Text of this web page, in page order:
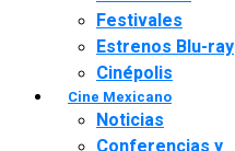
Festivales
Estrenos Blu-ray
Cinépolis
Cine Mexicano
Noticias